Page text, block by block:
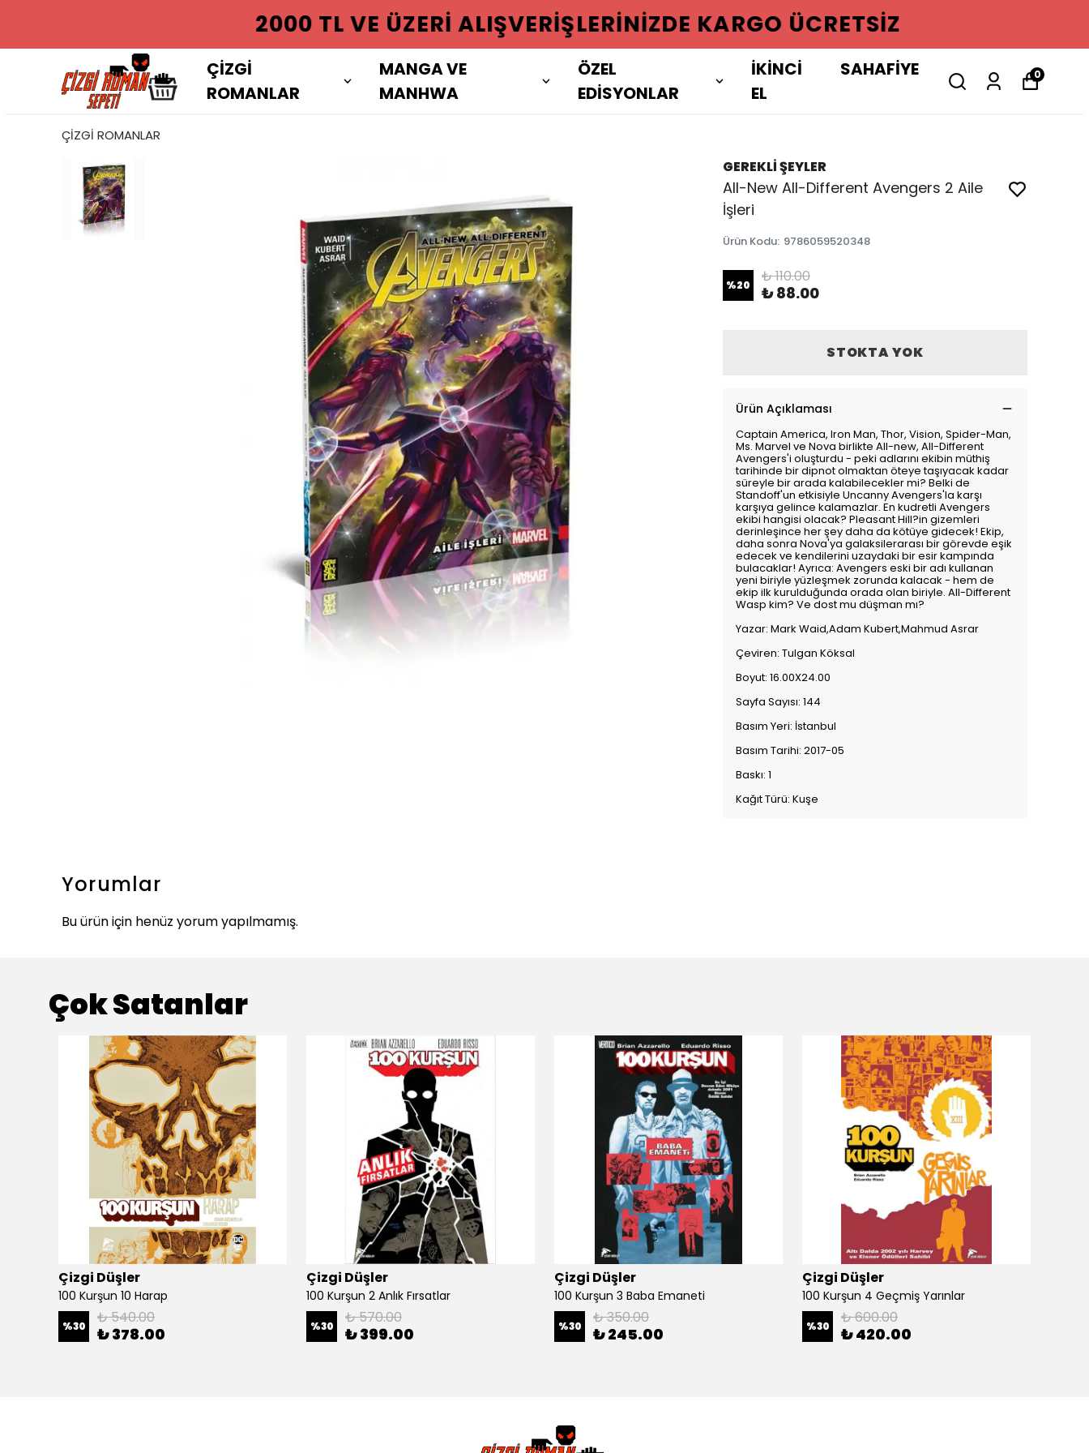
2000 TL VE ÜZERI ALIŞVERIŞLERINIZDE KARGO ÜCRETSIZ
ÇİZGİ
ROMANLAR
MANGA VE
MANHWA
ÖZEL
EDİSYONLAR
İKİNCİ
EL
SAHAFİYE 0
ÇİZGİ ROMANLAR
GEREKLİ ŞEYLER
All-New All-Different Avengers 2 Aile
İşleri
Ürün Kodu: 9786059520348
%20 ₺ 110.00
₺ 88.00
STOKTA YOK
Ürün Açıklaması
Captain America, Iron Man, Thor, Vision, Spider-Man,
Ms. Marvel ve Nova birlikte All-new, All-Different
Avengers'i oluşturdu - peki adlarını ekibin müthiş
tarihinde bir dipnot olmaktan öteye taşıyacak kadar
süreyle bir arada kalabilecekler mi? Belki de
Standoff'un etkisiyle Uncanny Avengers'la karşı
karşıya gelince kalamazlar. En kudretli Avengers
ekibi hangisi olacak? Pleasant Hill?in gizemleri
derinleşince her şey daha da kötüye gidecek! Ekip,
daha sonra Nova'ya galaksilerarası bir görevde eşik
edecek ve kendilerini uzaydaki bir esir kampında
bulacaklar! Ayrıca: Avengers eski bir adı kullanan
yeni biriyle yüzleşmek zorunda kalacak - hem de
ekip ilk kurulduğunda orada olan biriyle. All-Different
Wasp kim? Ve dost mu düşman mı?
Yazar: Mark Waid,Adam Kubert,Mahmud Asrar
Çeviren: Tulgan Köksal
Boyut: 16.00X24.00
Sayfa Sayısı: 144
Basım Yeri: İstanbul
Basım Tarihi: 2017-05
Baskı: 1
Kağıt Türü: Kuşe
Yorumlar
Bu ürün için henüz yorum yapılmamış.
Çok Satanlar
Çizgi Düşler
100 Kurşun 10 Harap
%30 ₺ 540.00
₺ 378.00
Çizgi Düşler
100 Kurşun 2 Anlık Fırsatlar
%30 ₺ 570.00
₺ 399.00
Çizgi Düşler
100 Kurşun 3 Baba Emaneti
%30 ₺ 350.00
₺ 245.00
Çizgi Düşler
100 Kurşun 4 Geçmiş Yarınlar
%30 ₺ 600.00
₺ 420.00